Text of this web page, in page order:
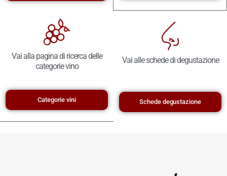
Vai alla pagina di ricerca delle
categorie vino
Categorie vini
Vai alle schede di degustazione
Schede degustazione